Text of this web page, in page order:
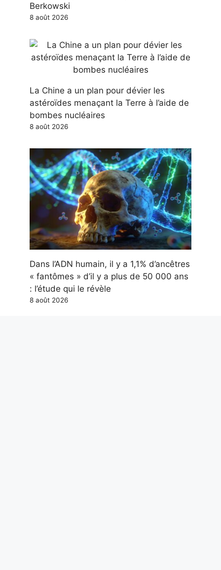
Berkowski
8 août 2026
La Chine a un plan pour dévier les
astéroïdes menaçant la Terre à l’aide de
bombes nucléaires
8 août 2026
Dans l’ADN humain, il y a 1,1% d’ancêtres
« fantômes » d’il y a plus de 50 000 ans
: l’étude qui le révèle
8 août 2026